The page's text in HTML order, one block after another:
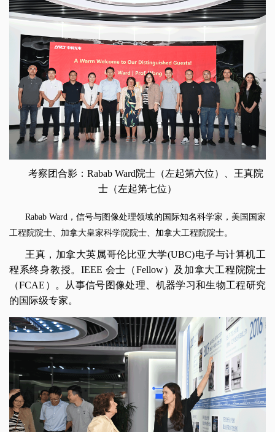
考察团合影：Rabab Ward院士（左起第六位）、王真院
士（左起第七位）
Rabab Ward，信号与图像处理领域的国际知名科学家，美国国家
工程院院士、加拿大皇家科学院院士、加拿大工程院院士。
王真，加拿大英属哥伦比亚大学(UBC)电子与计算机工
程系终身教授。IEEE 会士（Fellow）及加拿大工程院院士
（FCAE）。从事信号图像处理、机器学习和生物工程研究
的国际级专家。